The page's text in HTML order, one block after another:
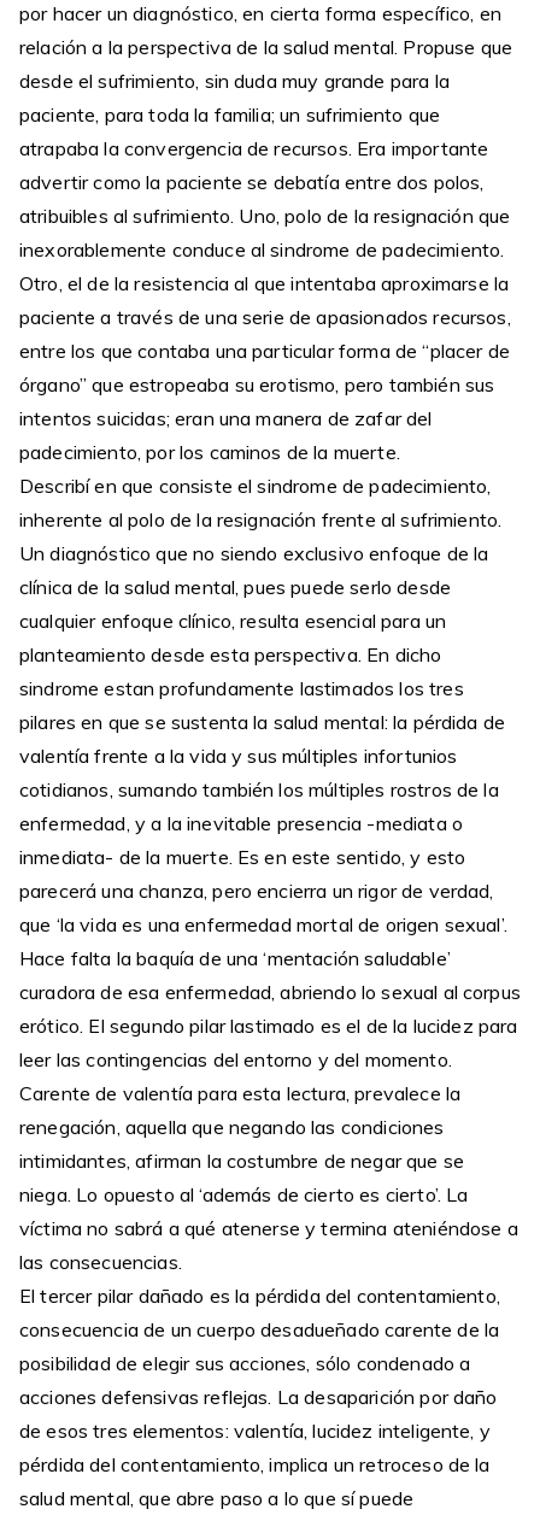
por hacer un diagnóstico, en cierta forma específico, en
relación a la perspectiva de la salud mental. Propuse que
desde el sufrimiento, sin duda muy grande para la
paciente, para toda la familia; un sufrimiento que
atrapaba la convergencia de recursos. Era importante
advertir como la paciente se debatía entre dos polos,
atribuibles al sufrimiento. Uno, polo de la resignación que
inexorablemente conduce al sindrome de padecimiento.
Otro, el de la resistencia al que intentaba aproximarse la
paciente a través de una serie de apasionados recursos,
entre los que contaba una particular forma de “placer de
órgano” que estropeaba su erotismo, pero también sus
intentos suicidas; eran una manera de zafar del
padecimiento, por los caminos de la muerte.
Describí en que consiste el sindrome de padecimiento,
inherente al polo de la resignación frente al sufrimiento.
Un diagnóstico que no siendo exclusivo enfoque de la
clínica de la salud mental, pues puede serlo desde
cualquier enfoque clínico, resulta esencial para un
planteamiento desde esta perspectiva. En dicho
sindrome estan profundamente lastimados los tres
pilares en que se sustenta la salud mental: la pérdida de
valentía frente a la vida y sus múltiples infortunios
cotidianos, sumando también los múltiples rostros de la
enfermedad, y a la inevitable presencia -mediata o
inmediata- de la muerte. Es en este sentido, y esto
parecerá una chanza, pero encierra un rigor de verdad,
que ‘la vida es una enfermedad mortal de origen sexual’.
Hace falta la baquía de una ‘mentación saludable’
curadora de esa enfermedad, abriendo lo sexual al corpus
erótico. El segundo pilar lastimado es el de la lucidez para
leer las contingencias del entorno y del momento.
Carente de valentía para esta lectura, prevalece la
renegación, aquella que negando las condiciones
intimidantes, afirman la costumbre de negar que se
niega. Lo opuesto al ‘además de cierto es cierto’. La
víctima no sabrá a qué atenerse y termina ateniéndose a
las consecuencias.
El tercer pilar dañado es la pérdida del contentamiento,
consecuencia de un cuerpo desadueñado carente de la
posibilidad de elegir sus acciones, sólo condenado a
acciones defensivas reflejas. La desaparición por daño
de esos tres elementos: valentía, lucidez inteligente, y
pérdida del contentamiento, implica un retroceso de la
salud mental, que abre paso a lo que sí puede